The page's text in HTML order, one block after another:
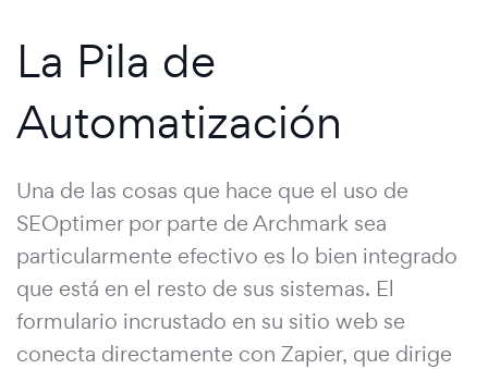
La Pila de
Automatización
Una de las cosas que hace que el uso de
SEOptimer por parte de Archmark sea
particularmente efectivo es lo bien integrado
que está en el resto de sus sistemas. El
formulario incrustado en su sitio web se
conecta directamente con Zapier, que dirige